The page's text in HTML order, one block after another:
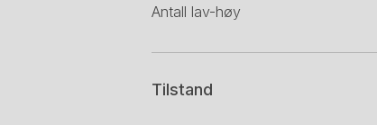
Antall lav-høy
Tilstand